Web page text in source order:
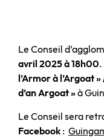
Le Conseil
avril 2025 à 18h00
l’Armor à l’Argoat
d’an Argoat »à
Le Conseil sera
Facebook :